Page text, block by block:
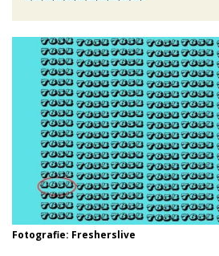
Fotografie: Fresherslive